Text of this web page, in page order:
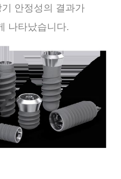
기 안정성의 결과가
나타났습니다.